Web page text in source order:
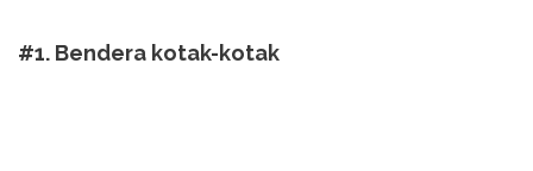
#1. Bendera kotak-kotak